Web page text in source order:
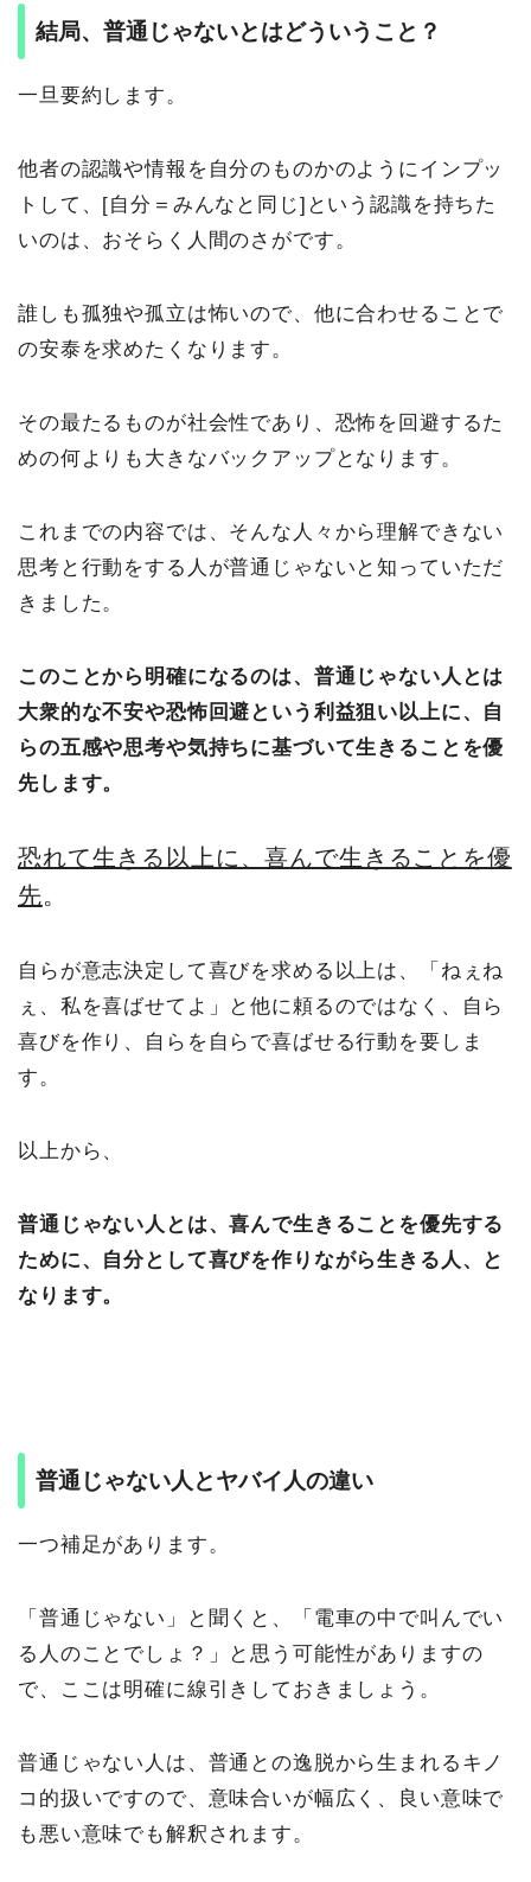
結局、普通じゃないとはどういうこと？
一旦要約します。
他者の認識や情報を自分のものかのようにインプッ
トして、[自分＝みんなと同じ]という認識を持ちた
いのは、おそらく人間のさがです。
誰しも孤独や孤立は怖いので、他に合わせることで
の安泰を求めたくなります。
その最たるものが社会性であり、恐怖を回避するた
めの何よりも大きなバックアップとなります。
これまでの内容では、そんな人々から理解できない
思考と行動をする人が普通じゃないと知っていただ
きました。
このことから明確になるのは、普通じゃない人とは
大衆的な不安や恐怖回避という利益狙い以上に、自
らの五感や思考や気持ちに基づいて生きることを優
先します。
恐れて生きる以上に、喜んで生きることを優
先。
自らが意志決定して喜びを求める以上は、「ねぇね
ぇ、私を喜ばせてよ」と他に頼るのではなく、自ら
喜びを作り、自らを自らで喜ばせる行動を要しま
す。
以上から、
普通じゃない人とは、喜んで生きることを優先する
ために、自分として喜びを作りながら生きる人、と
なります。
普通じゃない人とヤバイ人の違い
一つ補足があります。
「普通じゃない」と聞くと、「電車の中で叫んでい
る人のことでしょ？」と思う可能性がありますの
で、ここは明確に線引きしておきましょう。
普通じゃない人は、普通との逸脱から生まれるキノ
コ的扱いですので、意味合いが幅広く、良い意味で
も悪い意味でも解釈されます。